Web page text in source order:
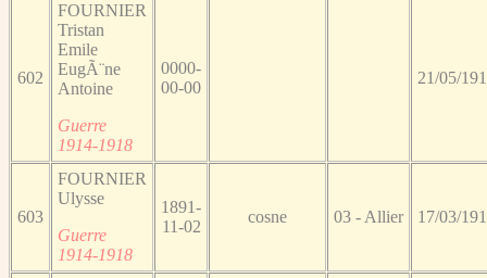
602
FOURNIER
Tristan
Emile
EugÃ¨ne
Antoine
Guerre
1914-1918
0000-
00-00
21/05/
603
FOURNIER
Ulysse
Guerre
1914-1918
1891-
11-02
cosne 03 - Allier 17/03/